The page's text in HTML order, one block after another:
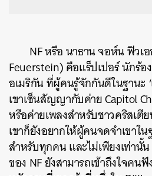
NF หรือ นาธาน จอห์น ฟิวเ
Feuerstein)คือแร็ปเปอร์ นักร้อ
อเมริกัน ที่ผู้คนรู้จักกันดีในฐานะ
เขาเซ็นสัญญากับค่าย Capitol
หรือค่ายเพลงสำหรับชาวคริสเตี
เขาก็ยังอยากให้ผู้คนจดจำเขาใ
สำหรับทุกคน และไม่เพียงเท่า
ของ NF ยังสามารถเข้าถึงใจคน